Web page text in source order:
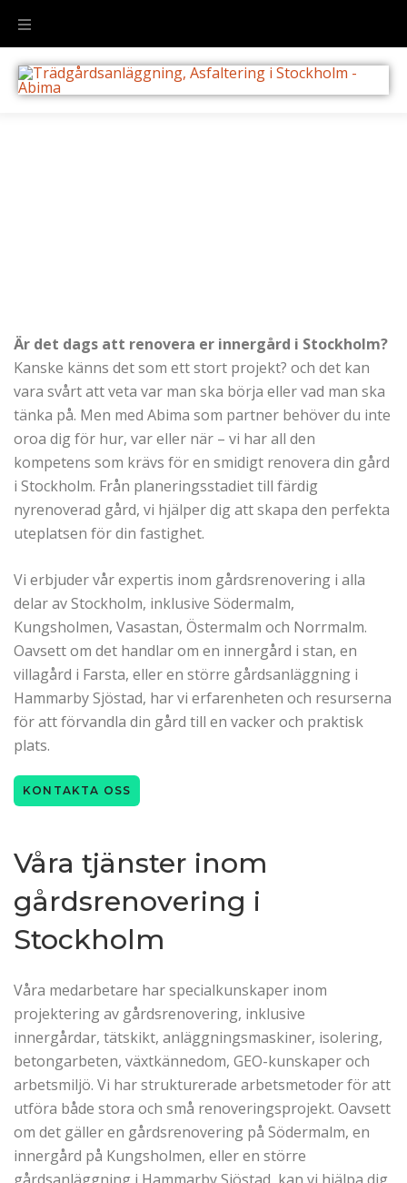
Är det dags att renovera er innergård i Stockholm?
Kanske känns det som ett stort projekt? och det kan
vara svårt att veta var man ska börja eller vad man ska
tänka på. Men med Abima som partner behöver du inte
oroa dig för hur, var eller när – vi har all den
kompetens som krävs för en smidigt renovera din gård
i Stockholm. Från planeringsstadiet till färdig
nyrenoverad gård, vi hjälper dig att skapa den perfekta
uteplatsen för din fastighet.
Vi erbjuder vår expertis inom gårdsrenovering i alla
delar av Stockholm, inklusive Södermalm,
Kungsholmen, Vasastan, Östermalm och Norrmalm.
Oavsett om det handlar om en innergård i stan, en
villagård i Farsta, eller en större gårdsanläggning i
Hammarby Sjöstad, har vi erfarenheten och resurserna
för att förvandla din gård till en vacker och praktisk
plats.
KONTAKTA OSS
Våra tjänster inom
gårdsrenovering i
Stockholm
Våra medarbetare har specialkunskaper inom
projektering av gårdsrenovering, inklusive
innergårdar, tätskikt, anläggningsmaskiner, isolering,
betongarbeten, växtkännedom, GEO-kunskaper och
arbetsmiljö. Vi har strukturerade arbetsmetoder för att
utföra både stora och små renoveringsprojekt. Oavsett
om det gäller en gårdsrenovering på Södermalm, en
innergård på Kungsholmen, eller en större